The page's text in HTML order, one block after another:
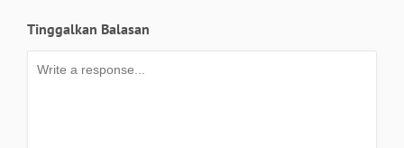
Tinggalkan Balasan